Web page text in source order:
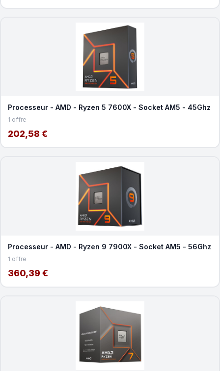
Processeur - AMD - Ryzen 5 7600X - Socket AM5 - 45Ghz
1 offre
202,58 €
Processeur - AMD - Ryzen 9 7900X - Socket AM5 - 56Ghz
1 offre
360,39 €